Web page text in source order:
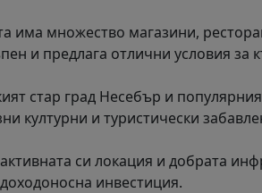
има множество магазини,
и предлага отлични условия за
стар град Несебър и
културни и туристически
си локация и добрата
инвестиция.